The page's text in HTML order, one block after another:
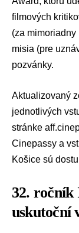
filmových
(za
misia (pre
pozvánky.
Aktualizovaný
jednotlivých
stránke
Cinepassy a
Košice sú
32.
uskutoční